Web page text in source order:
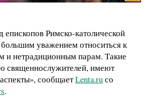
Римско-католической
уважением относиться к
и нетрадиционным парам. Такие
священнослужителей, имеют
сообщаетLenta.ruсо
.